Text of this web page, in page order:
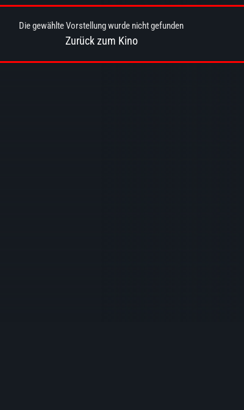
Die gewählte Vorstellung wurde nicht gefunden
Zurück zum Kino